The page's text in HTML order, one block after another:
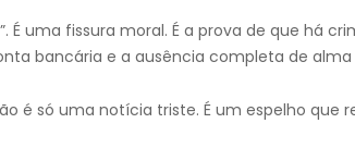
É uma fissura moral. É a prova de que há
bancária e a ausência completa de
é só uma notícia triste. É um espelho que